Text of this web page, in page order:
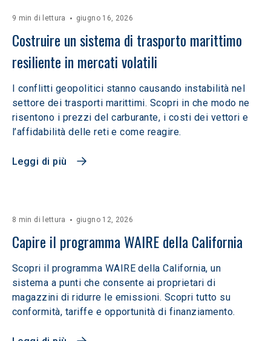
9 min di lettura giugno 16, 2026
Costruire un sistema di trasporto marittimo
resiliente in mercati volatili
I conflitti geopolitici stanno causando instabilità nel
settore dei trasporti marittimi. Scopri in che modo ne
risentono i prezzi del carburante, i costi dei vettori e
l’affidabilità delle reti e come reagire.
Leggi di più
8 min di lettura giugno 12, 2026
Capire il programma WAIRE della California
Scopri il programma WAIRE della California, un
sistema a punti che consente ai proprietari di
magazzini di ridurre le emissioni. Scopri tutto su
conformità, tariffe e opportunità di finanziamento.